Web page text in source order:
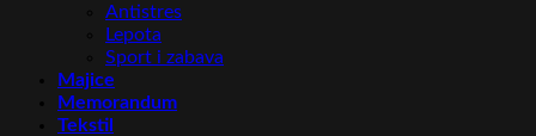
Antistres
Lepota
Sport i zabava
Majice
Memorandum
Tekstil